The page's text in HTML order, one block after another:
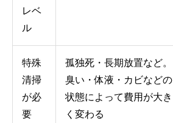
レベ
ル
特殊
清掃
が必
要
孤独死・長期放置など。
臭い・体液・カビなどの
状態によって費用が大き
く変わる